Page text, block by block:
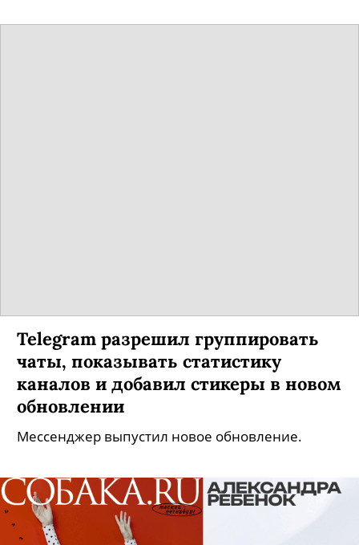
Telegram разрешил группировать
чаты, показывать статистику
каналов и добавил стикеры в новом
обновлении
Мессенджер выпустил новое обновление.